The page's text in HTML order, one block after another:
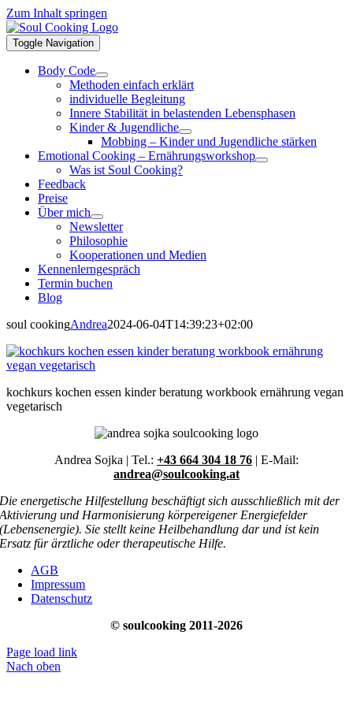
Zum Inhalt springen
Toggle Navigation
Body Code
Methoden einfach erklärt
individuelle Begleitung
Innere Stabilität in belastenden Lebensphasen
Kinder & Jugendliche
Mobbing – Kinder und Jugendliche stärken
Emotional Cooking – Ernährungsworkshop
Was ist Soul Cooking?
Feedback
Preise
Über mich
Newsletter
Philosophie
Kooperationen und Medien
Kennenlerngespräch
Termin buchen
Blog
soul cookingAndrea2024-06-04T14:39:23+02:00
kochkurs kochen essen kinder beratung workbook ernährung vegan
vegetarisch
Andrea Sojka | Tel.: +43 664 304 18 76 | E-Mail:
andrea@soulcooking.at
Die energetische Hilfestellung beschäftigt sich ausschließlich mit der
Aktivierung und Harmonisierung körpereigener Energiefelder
(Lebensenergie). Sie stellt keine Heilbehandlung dar und ist kein
Ersatz für ärztliche oder therapeutische Hilfe.
AGB
Impressum
Datenschutz
© soulcooking 2011-2026
Page load link
Nach oben